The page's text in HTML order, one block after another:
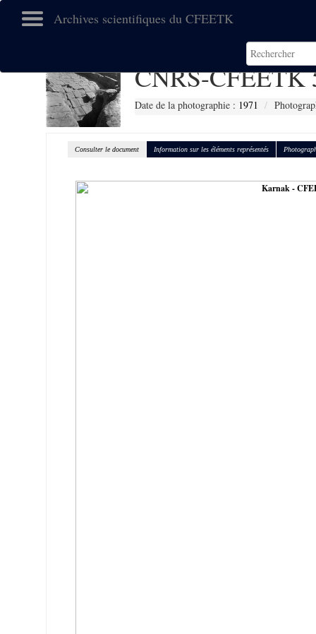
Archives scientifiques du CFEETK
CNRS-CFEETK
Date de la photographie : 1971
Consulter le document Information sur les éléments représentés